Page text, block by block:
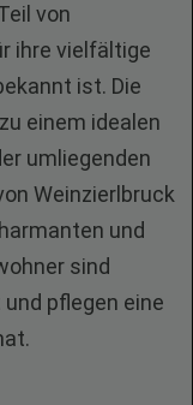
von
ihre vielfältige
ist. Die
einem idealen
umliegenden
Weinzierlbruck
und
sind
pflegen eine